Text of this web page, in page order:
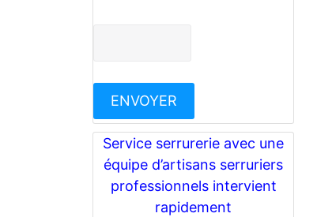
Service serrurerie avec une
équipe d’artisans serruriers
professionnels intervient
rapidement